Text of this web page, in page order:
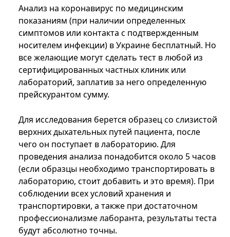
Анализ на коронавирус по медицинским
показаниям (при наличии определенных
симптомов или контакта с подтвержденным
носителем инфекции) в Украине бесплатный. Но
все желающие могут сделать тест в любой из
сертифицированных частных клиник или
лабораторий, заплатив за него определенную
прейскурантом сумму.
Для исследования берется образец со слизистой
верхних дыхательных путей пациента, после
чего он поступает в лабораторию. Для
проведения анализа понадобится около 5 часов
(если образцы необходимо транспортировать в
лабораторию, стоит добавить и это время). При
соблюдении всех условий хранения и
транспортировки, а также при достаточном
профессионализме лаборанта, результаты теста
будут абсолютно точны.